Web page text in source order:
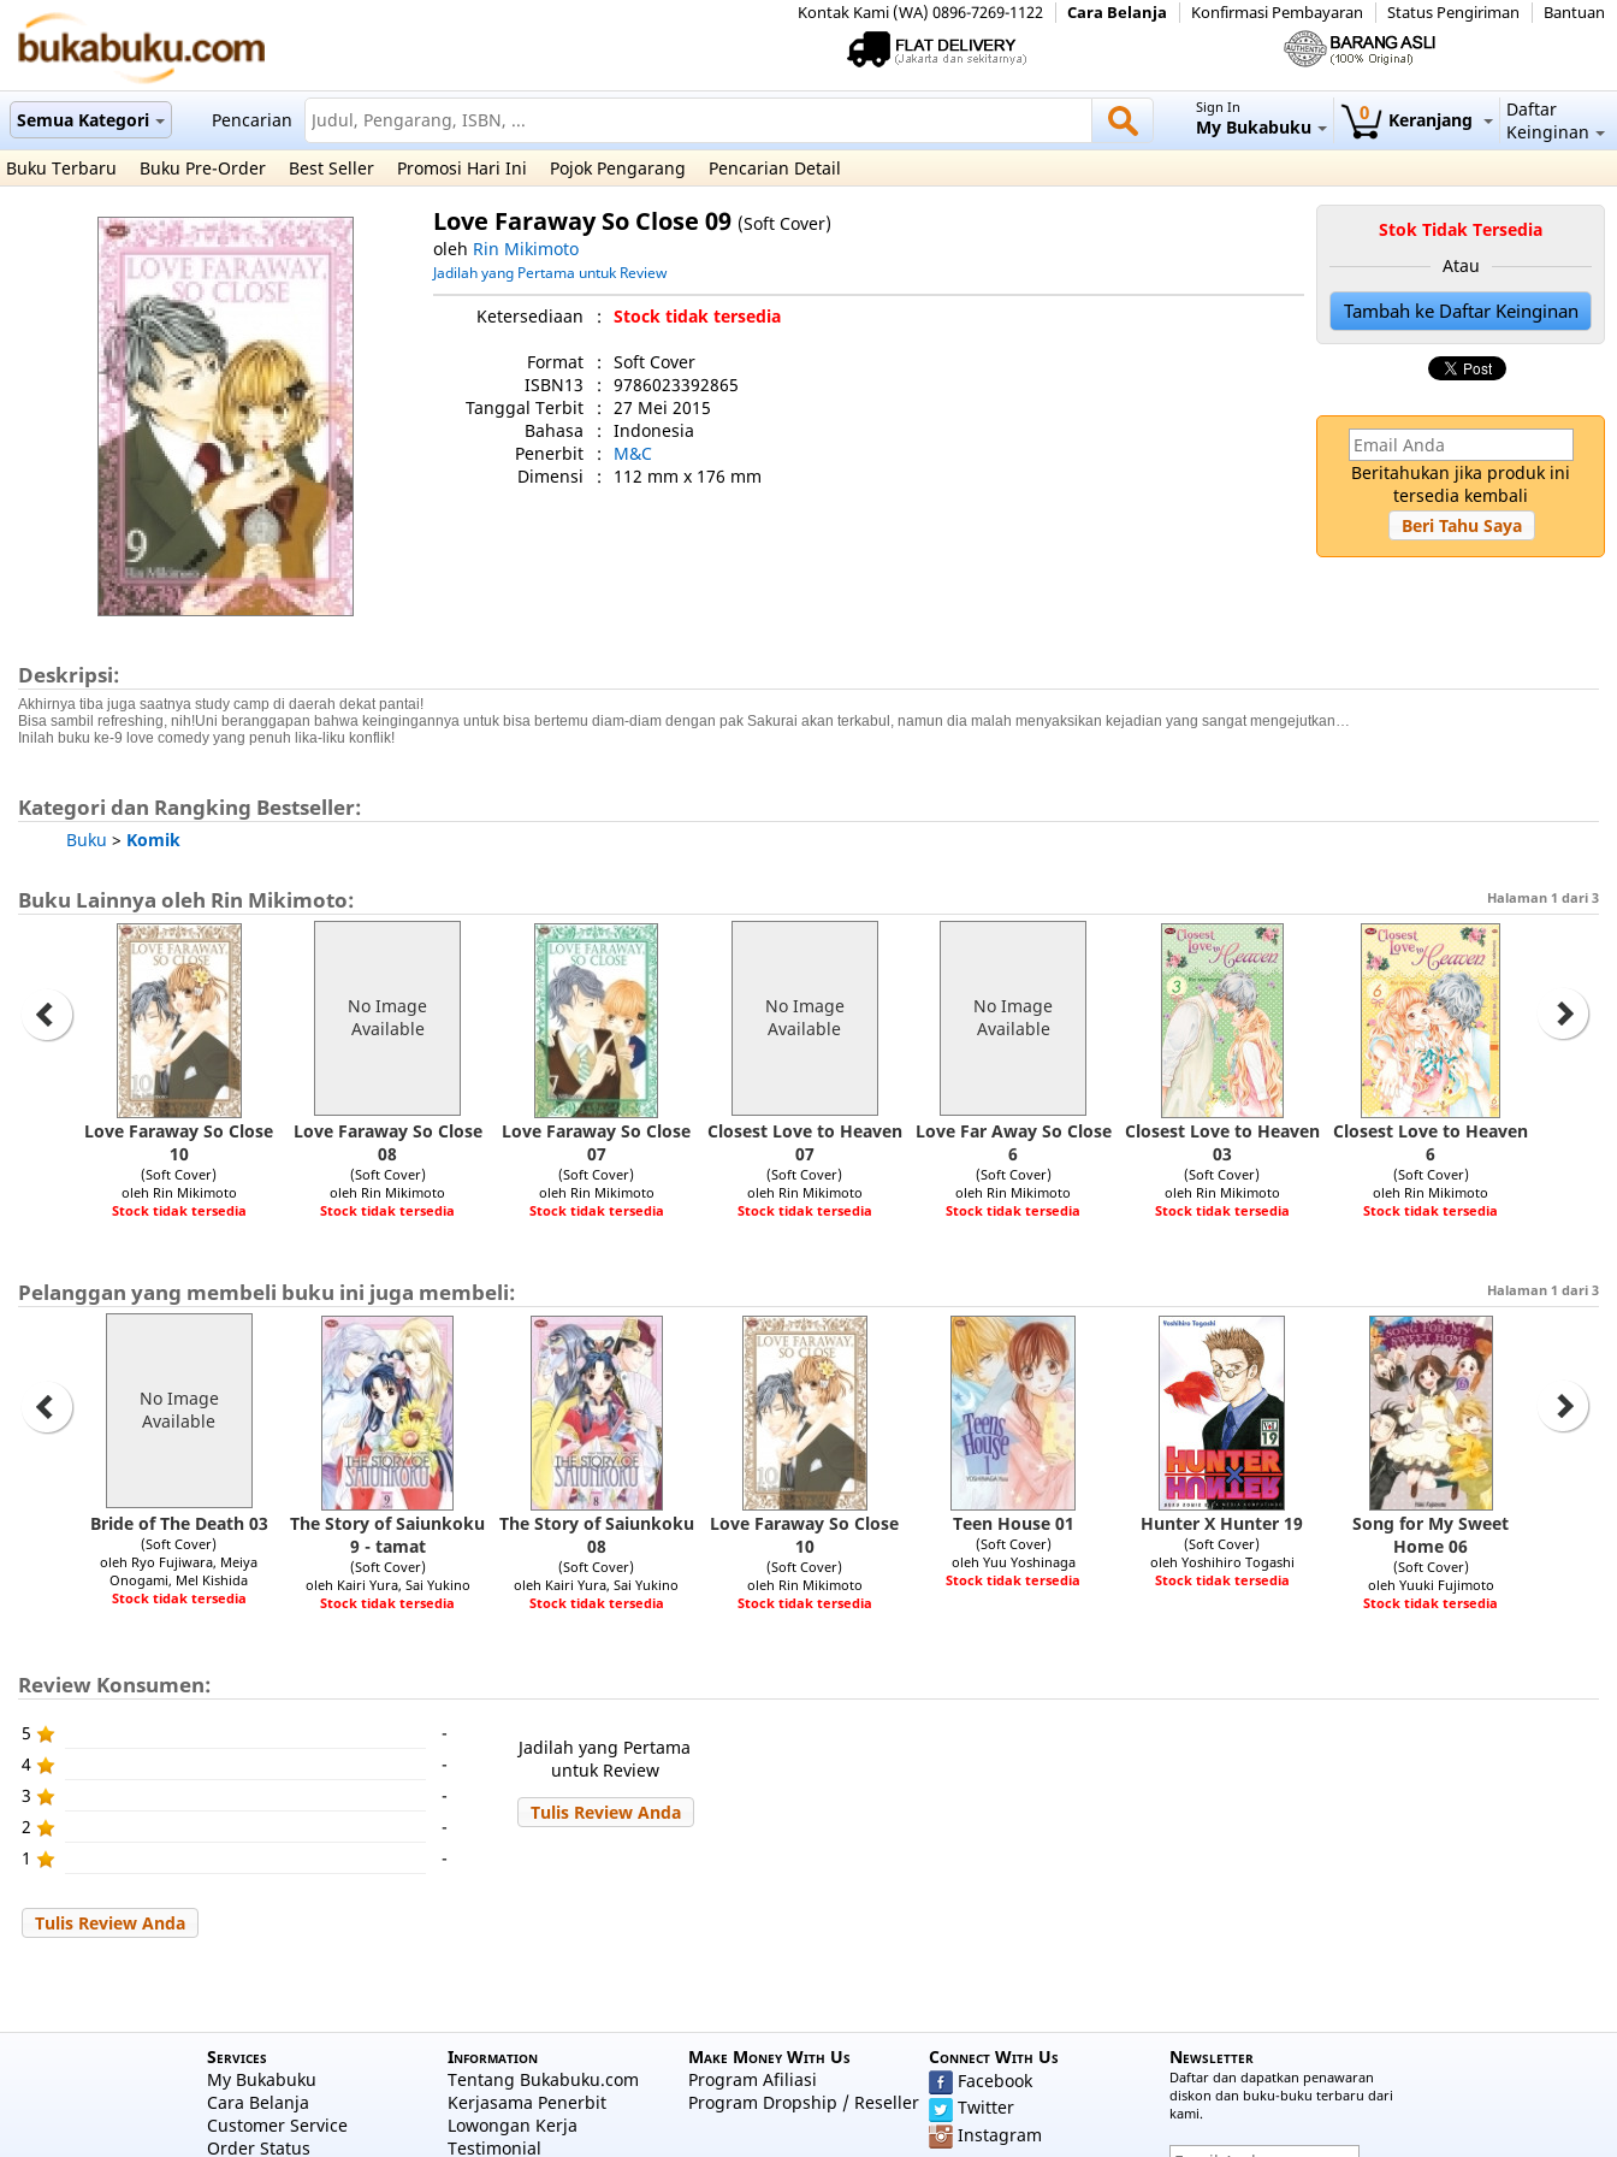
Kontak Kami (WA) 0896-7269-1122 Cara Belanja Konfirmasi Pembayaran Status Pengiriman Bantuan
Semua Kategori
Daftar
Keinginan
Pencarian 0 Keranjang
Sign In
My Bukabuku
Buku Terbaru
Buku Pre-Order Best Seller Promosi Hari Ini Pojok Pengarang Pencarian Detail
Stok Tidak Tersedia
Atau
Tambah ke Daftar Keinginan
Beritahukan jika produk ini
tersedia kembali
Beri Tahu Saya
Love Faraway So Close 09 (Soft Cover)
oleh Rin Mikimoto
Jadilah yang Pertama untuk Review
Ketersediaan : Stock tidak tersedia
Format
: Soft Cover
ISBN13
: 9786023392865
Tanggal Terbit
: 27 Mei 2015
Bahasa
: Indonesia
Penerbit
:
M&C
Dimensi
: 112 mm x 176 mm
Deskripsi:
Akhirnya tiba juga saatnya study camp di daerah dekat pantai!
Bisa sambil refreshing, nih!Uni beranggapan bahwa keingingannya untuk bisa bertemu diam-diam dengan pak Sakurai akan terkabul, namun dia malah menyaksikan kejadian yang sangat mengejutkan…
Inilah buku ke-9 love comedy yang penuh lika-liku konflik!
Kategori dan Rangking Bestseller:
Buku > Komik
Buku Lainnya oleh Rin Mikimoto: Halaman 1 dari 3
Love Faraway So Close
10
(Soft Cover)
oleh Rin Mikimoto
Stock tidak tersedia
No Image
Available
Love Faraway So Close
08
(Soft Cover)
oleh Rin Mikimoto
Stock tidak tersedia
Love Faraway So Close
07
(Soft Cover)
oleh Rin Mikimoto
Stock tidak tersedia
No Image
Available
Closest Love to Heaven
07
(Soft Cover)
oleh Rin Mikimoto
Stock tidak tersedia
No Image
Available
Love Far Away So Close
6
(Soft Cover)
oleh Rin Mikimoto
Stock tidak tersedia
Closest Love to Heaven
03
(Soft Cover)
oleh Rin Mikimoto
Stock tidak tersedia
Closest Love to Heaven
6
(Soft Cover)
oleh Rin Mikimoto
Stock tidak tersedia
Pelanggan yang membeli buku ini juga membeli: Halaman 1 dari 3
No Image
Available
Bride of The Death 03
(Soft Cover)
oleh Ryo Fujiwara, Meiya
Onogami, Mel Kishida
Stock tidak tersedia
The Story of Saiunkoku
9 - tamat
(Soft Cover)
oleh Kairi Yura, Sai Yukino
Stock tidak tersedia
The Story of Saiunkoku
08
(Soft Cover)
oleh Kairi Yura, Sai Yukino
Stock tidak tersedia
Love Faraway So Close
10
(Soft Cover)
oleh Rin Mikimoto
Stock tidak tersedia
Teen House 01
(Soft Cover)
oleh Yuu Yoshinaga
Stock tidak tersedia
Hunter X Hunter 19
(Soft Cover)
oleh Yoshihiro Togashi
Stock tidak tersedia
Song for My Sweet
Home 06
(Soft Cover)
oleh Yuuki Fujimoto
Stock tidak tersedia
Review Konsumen:
5
-
4
-
3
-
2
-
1
-
Jadilah yang Pertama
untuk Review
Tulis Review Anda
Tulis Review Anda
Services
My Bukabuku
Cara Belanja
Customer Service
Order Status
Information
Tentang Bukabuku.com
Kerjasama Penerbit
Lowongan Kerja
Testimonial
Make Money With Us
Program Afiliasi
Program Dropship / Reseller
Connect With Us
Facebook
Twitter
Instagram
Newsletter
Daftar dan dapatkan penawaran
diskon dan buku-buku terbaru dari
kami.